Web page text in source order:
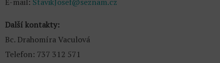
Další kontakty:
Bc. Drahomíra Vaculová
Telefon: 737 312 571